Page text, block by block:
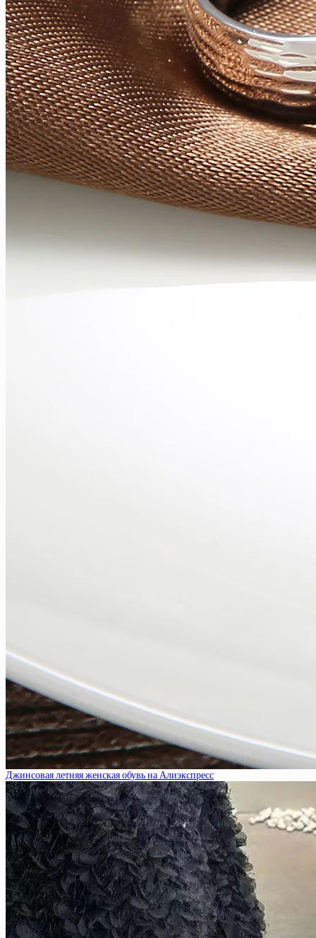
Джинсовая летняя женская обувь на Алиэкспресс